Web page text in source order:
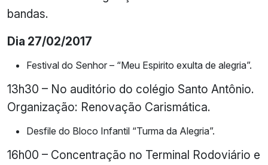
bandas.
Dia 27/02/2017
Festival do Senhor – “Meu Espirito exulta de alegria”.
13h30 – No auditório do colégio Santo Antônio.
Organização: Renovação Carismática.
Desfile do Bloco Infantil “Turma da Alegria”.
16h00 – Concentração no Terminal Rodoviário e